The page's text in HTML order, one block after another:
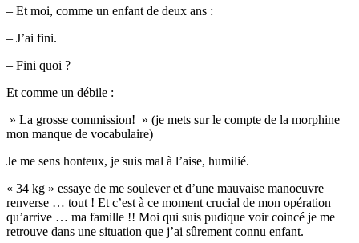
– Et moi, comme un enfant de deux ans :
– J’ai fini.
– Fini quoi ?
Et comme un débile :
» La grosse commission! » (je mets sur le compte de la morphine
mon manque de vocabulaire)
Je me sens honteux, je suis mal à l’aise, humilié.
« 34 kg » essaye de me soulever et d’une mauvaise manoeuvre
renverse … tout ! Et c’est à ce moment crucial de mon opération
qu’arrive … ma famille !! Moi qui suis pudique voir coincé je me
retrouve dans une situation que j’ai sûrement connu enfant.